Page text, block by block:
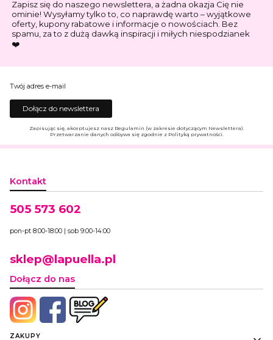
Zapisz się do naszego newslettera, a żadna okazja Cię nie
ominie! Wysyłamy tylko to, co naprawdę warto – wyjątkowe
oferty, kupony rabatowe i informacje o nowościach. Bez
spamu, za to z dużą dawką inspiracji i miłych niespodzianek
❤️
Twój adres e-mail
Dołącz do newslettera
Zapisując się, akceptujesz nasz Regulamin (w zakresie dotyczącym Newslettera).
Przetwarzanie danych odbywa się zgodnie z Polityką prywatności.
Kontakt
505 573 602
pon-pt 8:00-18:00 | sob 9:00-14:00
sklep@lapuella.pl
Dołącz do nas
ZAKUPY